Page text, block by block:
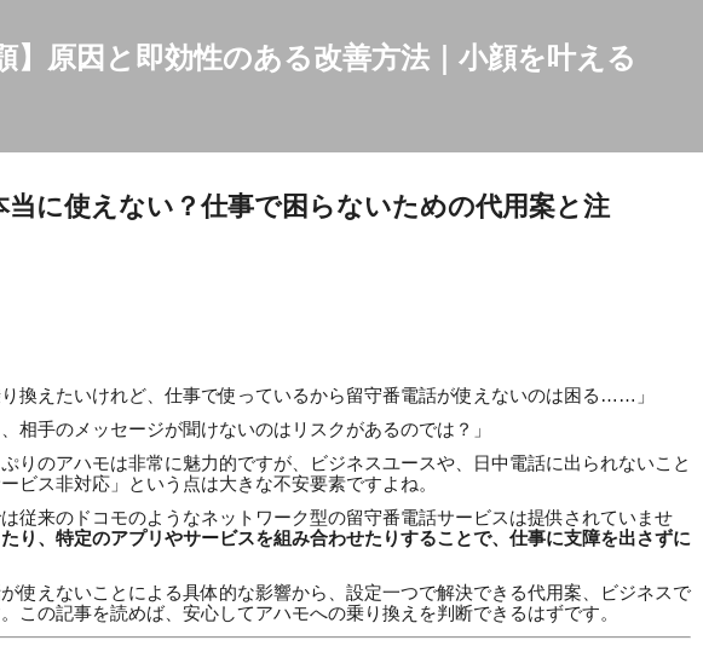
】原因と即効性のある改善方法｜小顔を叶える
に使えない？仕事で困らないための代用案と注
り換えたいけれど、仕事で使っているから留守番電話が使えないのは困る……」
相手のメッセージが聞けないのはリスクがあるのでは？」
りのアハモは非常に魅力的ですが、ビジネスユースや、日中電話に出られないこと
ビス非対応」という点は大きな不安要素ですよね。
従来のドコモのようなネットワーク型の留守番電話サービスは提供されていませ
り、特定のアプリやサービスを組み合わせたりすることで、仕事に支障を出さずに
使えないことによる具体的な影響から、設定一つで解決できる代用案、ビジネスで
この記事を読めば、安心してアハモへの乗り換えを判断できるはずです。